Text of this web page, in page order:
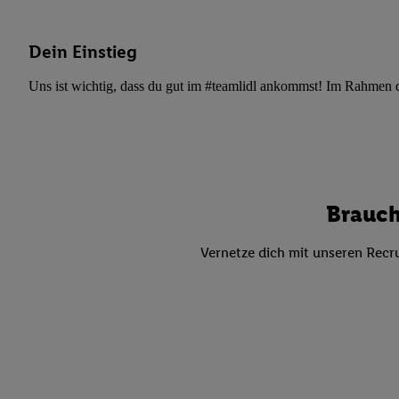
Dein Einstieg
Uns ist wichtig, dass du gut im #teamlidl ankommst! Im Rahmen
Vernetze dich mit unseren
Anzeige von
oder Zugriff auf
von Zielgruppen
reduzierter Daten